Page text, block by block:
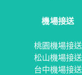
機場接送
桃園機場接送
松山機場接送
台中機場接送